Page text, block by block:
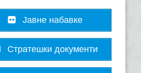
Јавне набавке
Стратешки документи